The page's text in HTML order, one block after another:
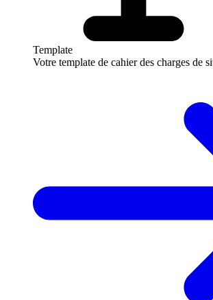
Template
Votre template de cahier des charges de